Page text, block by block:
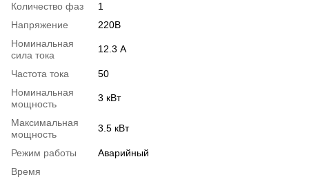
Количество фаз
1
Напряжение
220В
Номинальная
сила тока
12.3 А
Частота тока
50
Номинальная
мощность
3 кВт
Максимальная
мощность
3.5 кВт
Режим работы
Аварийный
Время